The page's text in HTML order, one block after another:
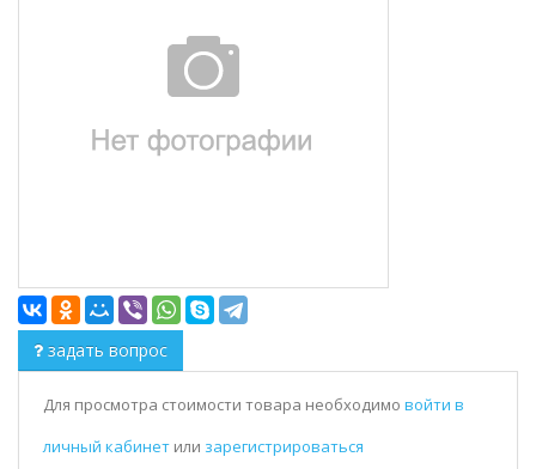
задать вопрос
Для просмотра стоимости товара необходимо войти в
личный кабинет или зарегистрироваться